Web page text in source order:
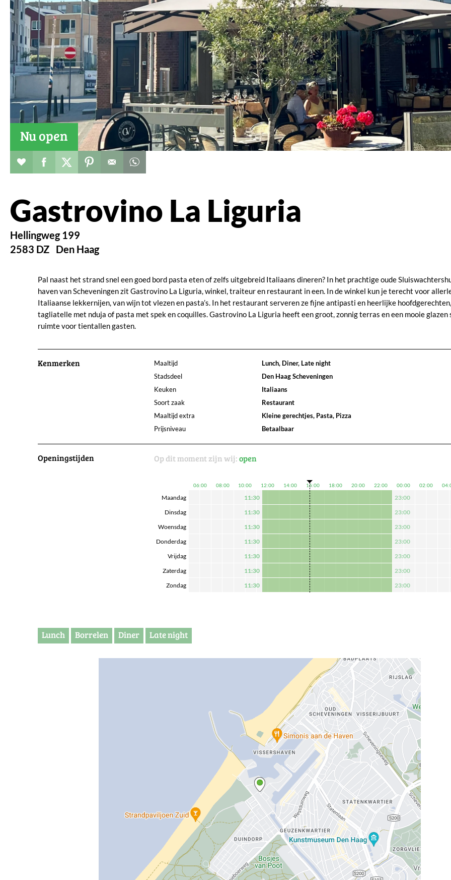
Nu open
Restaurant toevoegen aan favorieten
Deel dit op facebook
Deel dit op twitter
Deel dit op pinterest
Gastrovino La Liguria
Hellingweg 199
2583 DZ Den Haag
Pal naast het strand snel een goed bord pasta eten of zelfs uitgebreid Italiaans dineren? In het prachtige oude
haven van Scheveningen zit Gastrovino La Liguria, winkel, traiteur en restaurant in een. In de winkel kun je terecht voor
Italiaanse lekkernijen, van wijn tot vlezen en pasta’s. In het restaurant serveren ze fijne antipasti en heerlijke
tagliatelle met nduja of pasta met spek en coquilles. Gastrovino La Liguria heeft een groot, zonnig terras en een mooie glazen
ruimte voor tientallen gasten.
Kenmerken Maaltijd
Lunch, Diner, Late night
Stadsdeel
Den Haag Scheveningen
Keuken
Italiaans
Soort zaak
Restaurant
Maaltijd extra
Kleine gerechtjes, Pasta, Pizza
Prijsniveau
Betaalbaar
Openingstijden Op dit moment zijn wij:open
06:00 08:00 10:00 12:00 14:00 16:00 18:00 20:00 22:00 00:00 02:00
Maandag 11:30
23:00
Dinsdag
11:30
23:00
Woensdag
11:30
23:00
Donderdag
11:30
23:00
Vrijdag
11:30
23:00
Zaterdag
11:30
23:00
Zondag
11:30 23:00
Lunch Borrelen Diner Late night